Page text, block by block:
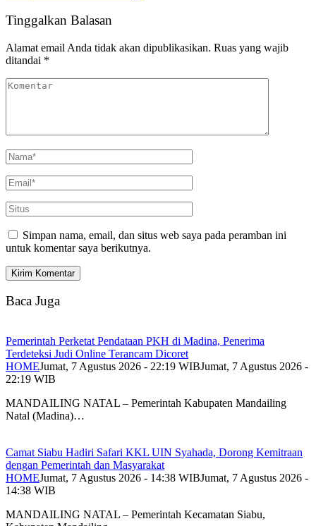
Tinggalkan Balasan
Alamat email Anda tidak akan dipublikasikan. Ruas yang wajib
ditandai *
Simpan nama, email, dan situs web saya pada peramban ini
untuk komentar saya berikutnya.
Baca Juga
Pemerintah Perketat Pendataan PKH di Madina, Penerima
Terdeteksi Judi Online Terancam Dicoret
HOMEJumat, 7 Agustus 2026 - 22:19 WIBJumat, 7 Agustus 2026 -
22:19 WIB
MANDAILING NATAL – Pemerintah Kabupaten Mandailing
Natal (Madina)…
Camat Siabu Hadiri Safari KKL UIN Syahada, Dorong Kemitraan
dengan Pemerintah dan Masyarakat
HOMEJumat, 7 Agustus 2026 - 14:38 WIBJumat, 7 Agustus 2026 -
14:38 WIB
MANDAILING NATAL – Pemerintah Kecamatan Siabu,